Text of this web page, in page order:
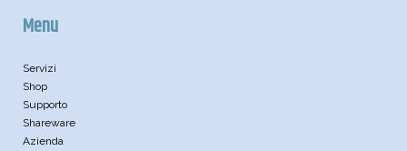
Menu
Servizi
Shop
Supporto
Shareware
Azienda